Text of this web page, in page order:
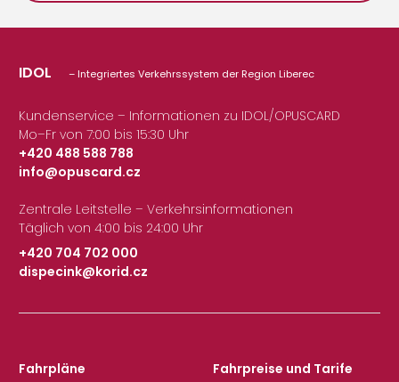
IDOL – Integriertes Verkehrssystem der Region Liberec
Kundenservice – Informationen zu IDOL/OPUSCARD
Mo–Fr von 7:00 bis 15:30 Uhr
+420 488 588 788
|
info@opuscard.cz
Zentrale Leitstelle – Verkehrsinformationen
Täglich von 4:00 bis 24:00 Uhr
+420 704 702 000
|
dispecink@korid.cz
Fahrpläne
Fahrpreise und Tarife